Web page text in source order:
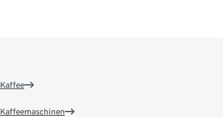
Kaffee
Kaffeemaschinen